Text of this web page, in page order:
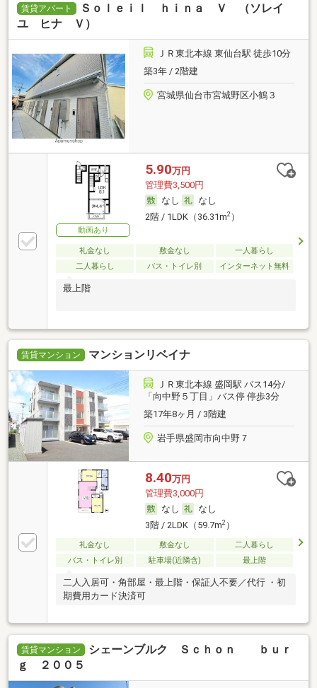
賃貸アパート
Ｓｏｌｅｉｌ ｈｉｎａ Ｖ （ソレイ
ユ ヒナ Ｖ）
ＪＲ東北本線 東仙台駅 徒歩10分
築3年 / 2階建
宮城県仙台市宮城野区小鶴３
動画あり
5.90万円
管理費3,500円
なし
なし
2階 / 1LDK（36.31m2）
礼金なし 敷金なし
一人暮らし
二人暮らし
バス・トイレ別 インターネット無料
最上階
賃貸マンション マンションリベイナ
ＪＲ東北本線 盛岡駅 バス14分/
「向中野５丁目」バス停 停歩3分
築17年8ヶ月 / 3階建
岩手県盛岡市向中野７
8.40万円
管理費3,000円
なし
なし
3階 / 2LDK（59.7m2）
礼金なし 敷金なし
二人暮らし
バス・トイレ別
駐車場(近隣含) 最上階
二人入居可・角部屋・最上階・保証人不要／代行 ・初
期費用カード決済可
賃貸マンション
シェーンブルク Ｓｃｈｏｎ ｂｕｒ
ｇ ２００５